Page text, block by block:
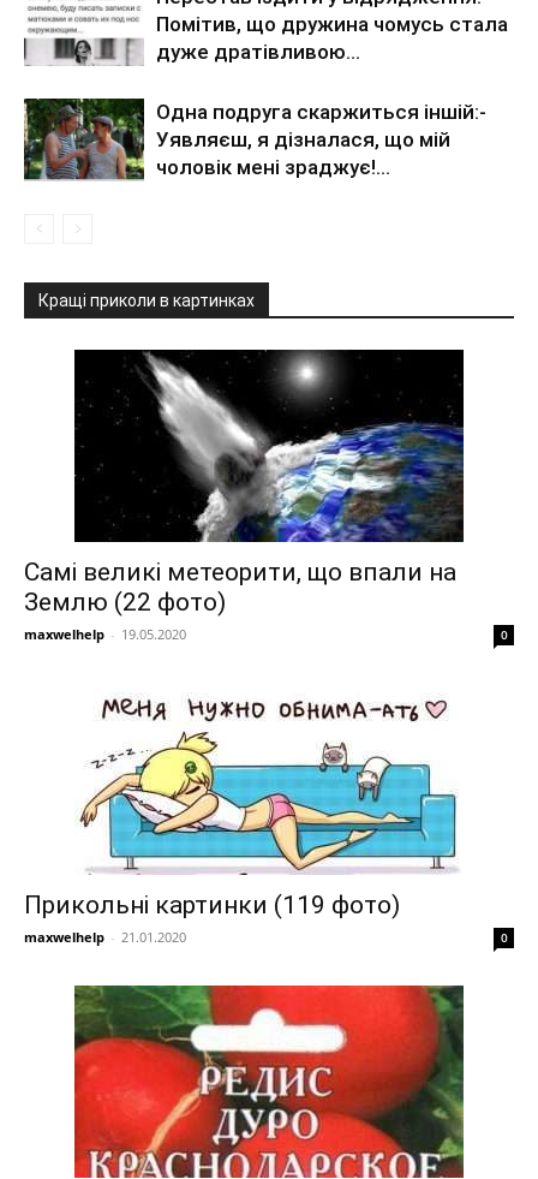
Помітив, що дружина чомусь стала
дуже дратівливою…
Одна подруга скаржиться іншій:-
Уявляєш, я дізналася, що мій
чоловік мені зраджує!…
Кращі приколи в картинках
Самі великі метеорити, що впали на
Землю (22 фото)
maxwelhelp - 19.05.2020 0
Прикольні картинки (119 фото)
maxwelhelp - 21.01.2020 0